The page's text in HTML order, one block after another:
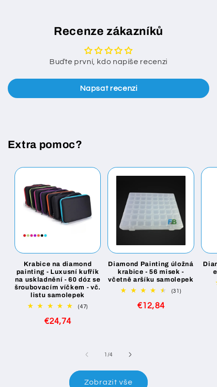
Recenze zákazníků
Buďte první, kdo napíše recenzi
Napsat recenzi
Extra pomoc?
Krabice na diamond
painting - Luxusní kufřík
na uskladnění - 60 dóz se
šroubovacím víčkem - vč.
listu samolepek
(47)
Běžná
€24,74
Diamond Painting úložná
krabice - 56 misek -
včetně aršíku samolepek
(31)31
Běžná
€12,84
1 /z4
Zobrazit vše